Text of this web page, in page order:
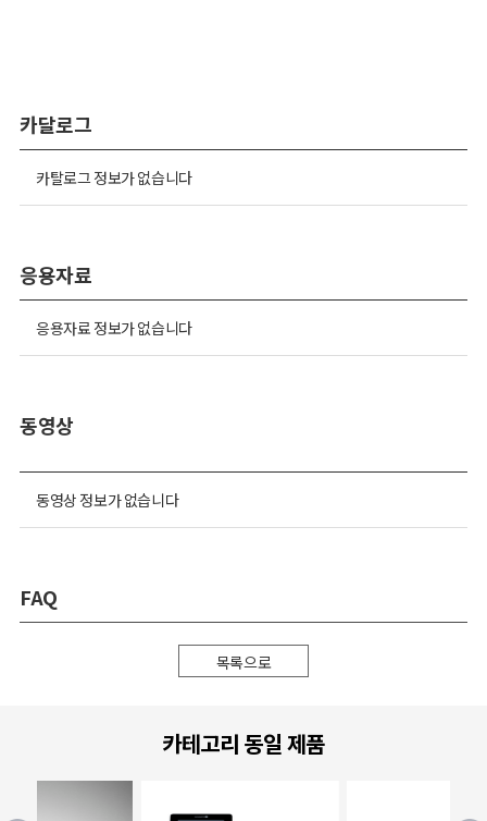
카달로그
카탈로그 정보가 없습니다
응용자료
응용자료 정보가 없습니다
동영상
동영상 정보가 없습니다
FAQ
목록으로
카테고리 동일 제품